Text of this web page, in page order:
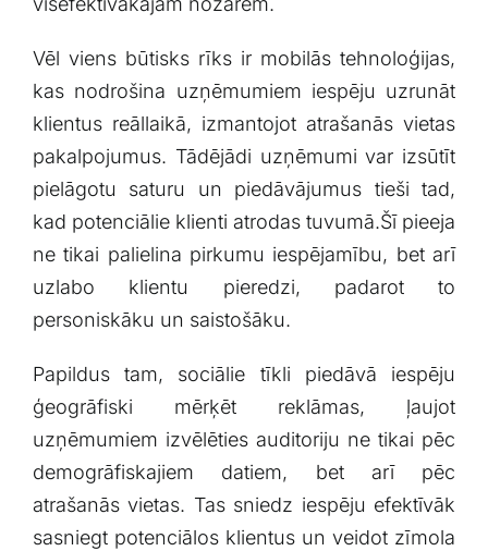
Vēl viens būtisks⁤ rīks ⁢ir mobilās tehnoloģijas,
kas⁤ nodrošina uzņēmumiem iespēju uzrunāt
klientus reāllaikā,⁤ izmantojot atrašanās vietas
pakalpojumus. Tādējādi uzņēmumi⁤ var izsūtīt
⁢pielāgotu saturu un piedāvājumus tieši ⁤tad,
kad potenciālie klienti atrodas tuvumā.Šī pieeja
ne tikai palielina pirkumu iespējamību, bet arī
uzlabo klientu pieredzi, ⁢padarot to
personiskāku un saistošāku.
Papildus tam, ‍sociālie tīkli piedāvā ‍iespēju
ģeogrāfiski mērķēt reklāmas, ļaujot
uzņēmumiem izvēlēties auditoriju ne ⁣tikai ⁣pēc⁤
demogrāfiskajiem​ datiem, bet arī pēc
atrašanās vietas. Tas sniedz iespēju efektīvāk
sasniegt⁣ potenciālos klientus ‍un veidot zīmola